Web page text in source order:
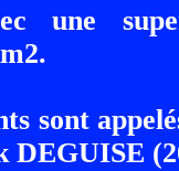
une
sont